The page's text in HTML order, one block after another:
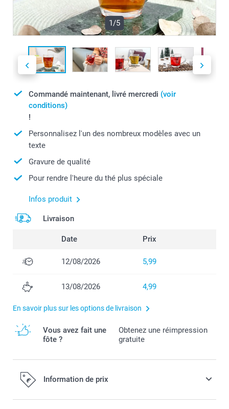
1/5
Commandé maintenant, livré mercredi (voir
conditions)
!
Personnalisez l'un des nombreux modèles avec un
texte
Gravure de qualité
Pour rendre l'heure du thé plus spéciale
Infos produit
Livraison
Date Prix
12/08/2026 5,99
13/08/2026 4,99
En savoir plus sur les options de livraison
Vous avez fait une
fôte ?
Obtenez une réimpression
gratuite
Information de prix